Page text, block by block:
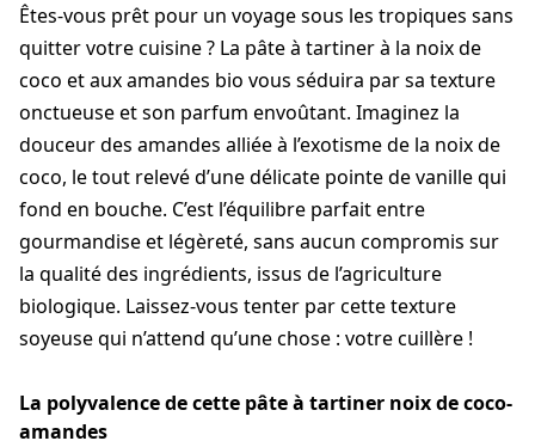
Êtes-vous prêt pour un voyage sous les tropiques sans
quitter votre cuisine ? La pâte à tartiner à la noix de
coco et aux amandes bio vous séduira par sa texture
onctueuse et son parfum envoûtant. Imaginez la
douceur des amandes alliée à l’exotisme de la noix de
coco, le tout relevé d’une délicate pointe de vanille qui
fond en bouche. C’est l’équilibre parfait entre
gourmandise et légèreté, sans aucun compromis sur
la qualité des ingrédients, issus de l’agriculture
biologique. Laissez-vous tenter par cette texture
soyeuse qui n’attend qu’une chose : votre cuillère !
La polyvalence de cette pâte à tartiner noix de coco-
amandes